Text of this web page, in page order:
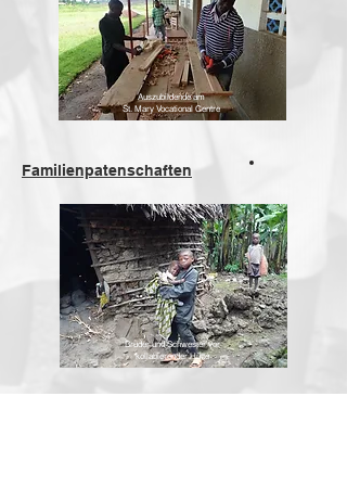
Auszubildende am
St. Mary Vocational Centre
Familienpatenschaften
Bruder und Schwester vor
kollabierender Hütte